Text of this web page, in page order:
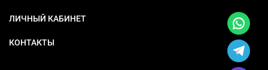
ЛИЧНЫЙ КАБИНЕТ
КОНТАКТЫ